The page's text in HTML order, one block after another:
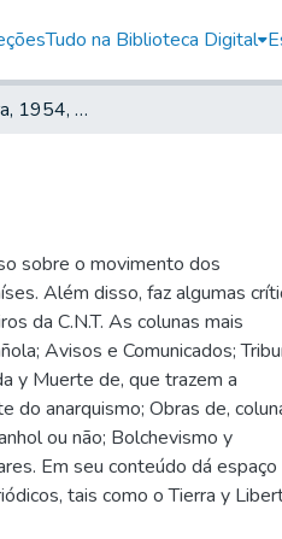
Tudo na Biblioteca Digital
Solidaridad Obrera, 1954, ano 10, n 489
sobre o movimento dos
Além disso, faz algumas
da C.N.T. As colunas mais
Avisos e Comunicados;
y Muerte de, que trazem a
do anarquismo; Obras de,
ou não; Bolchevismo y
Em seu conteúdo dá espaço
tais como o Tierra y